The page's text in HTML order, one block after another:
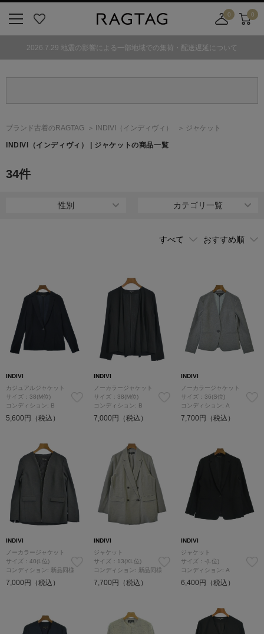
気
0
舗
カ
ト
0
2026.7.29 地震の影響による一部地域での集荷・配送遅延について
ブランド古着のRAGTAG INDIVI （インディヴィ） ジャケット
INDIVI （インディヴィ） | ジャケットの商品一覧
34件
性別 カテゴリ一覧
INDIVI
カジュアルジャケット
サイズ：38(M位)
コンディション: B
5,600円（税込）
INDIVI
ノーカラージャケット
サイズ：38(M位)
コンディション: B
7,000円（税込）
INDIVI
ノーカラージャケット
サイズ：36(S位)
コンディション: A
7,700円（税込）
INDIVI
ノーカラージャケット
サイズ：40(L位)
コンディション: 新品同様
7,000円（税込）
INDIVI
ジャケット
サイズ：13(XL位)
コンディション: 新品同様
7,700円（税込）
INDIVI
ジャケット
サイズ：-(L位)
コンディション: A
6,400円（税込）